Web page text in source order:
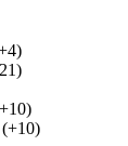
(+10)